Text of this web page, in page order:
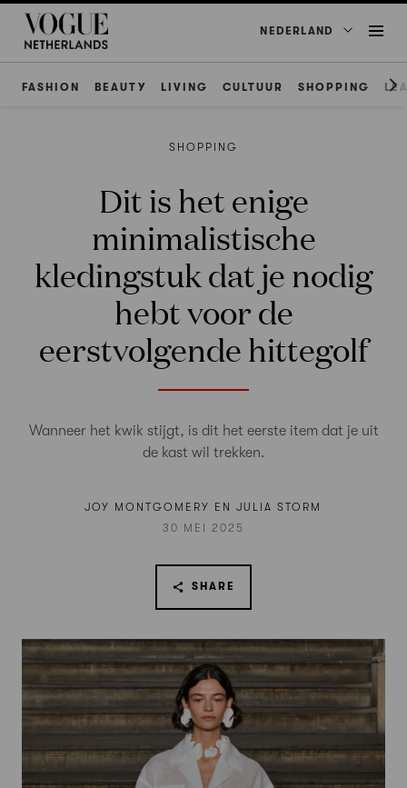
NEDERLAND
FASHION BEAUTY LIVING CULTUUR SHOPPING
SHOPPING
Dit is het enige
minimalistische
kledingstuk dat je nodig
hebt voor de
eerstvolgende hittegolf
Wanneer het kwik stijgt, is dit het eerste item dat je uit
de kast wil trekken.
JOY MONTGOMERY EN JULIA STORM
30 MEI 2025
SHARE